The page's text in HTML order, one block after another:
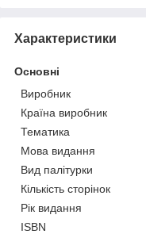
Характеристики
Основні
Виробник
Країна виробник
Тематика
Мова видання
Вид палітурки
Кількість сторінок
Рік видання
ISBN